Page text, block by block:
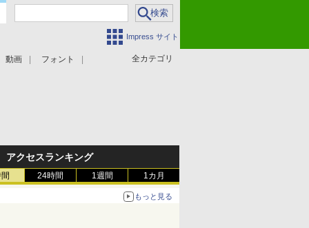
Impress サイト
全カテゴリ
動画 フォント
アクセスランキング
24時間 1週間 1カ月
もっと見る